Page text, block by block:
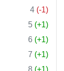
4 (-1)
5 (+1)
6 (+1)
7 (+1)